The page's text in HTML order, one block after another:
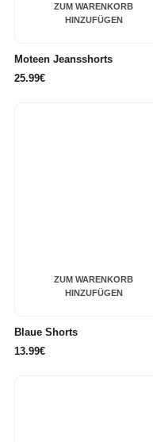
ZUM WARENKORB
HINZUFÜGEN
Moteen Jeansshorts
25.99€
ZUM WARENKORB
HINZUFÜGEN
Blaue Shorts
13.99€